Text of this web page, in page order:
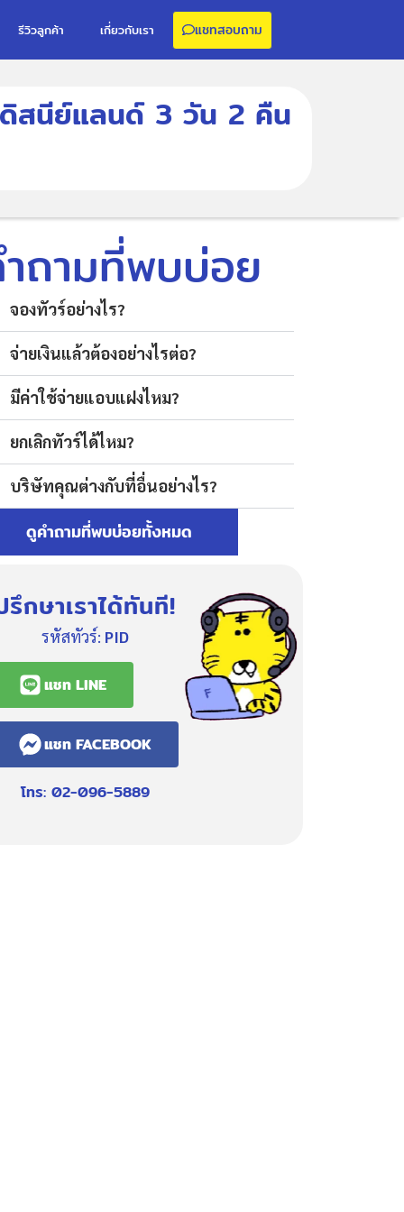
รีวิวลูกค้า เกี่ยวกับเรา แชทสอบถาม
สนีย์แลนด์ 3 วัน 2 คืน
ถามที่พบบ่อย
จองทัวร์อย่างไร?
จ่ายเงินแล้วต้องอย่างไรต่อ?
มีค่าใช้จ่ายแอบแฝงไหม?
ยกเลิกทัวร์ได้ไหม?
บริษัทคุณต่างกับที่อื่นอย่างไร?
ดูคำถามที่พบบ่อยทั้งหมด
รึกษาเราได้ทันที!
รหัสทัวร์: PID
แชท LINE
แชท FACEBOOK
โทร: 02-096-5889